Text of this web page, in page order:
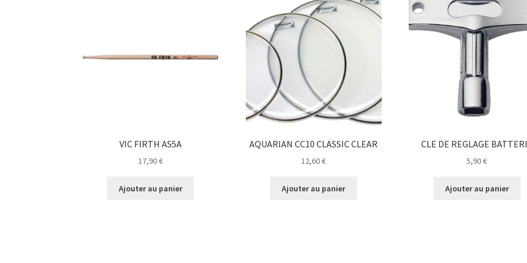
VIC FIRTH AS5A
17,90€
Ajouter au panier
AQUARIAN CC10 CLASSIC CLEAR
12,60€
Ajouter au panier
CLE DE REGLAGE
5,90€
Ajouter au panier